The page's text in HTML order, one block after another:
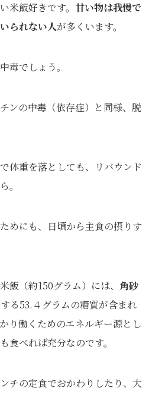
米飯好きです。 甘い物は我慢で
られない人が多くいます。
毒でしょう。
ンの中毒（依存症）と同様、脱
体重を落としても、リバウンド
。
めにも、日頃から主食の摂りす
飯（約150グラム）には、 角砂
る53.４グラムの糖質が含まれ
り働くためのエネルギー源とし
食べれば充分なのです。
チの定食でおかわりしたり、大